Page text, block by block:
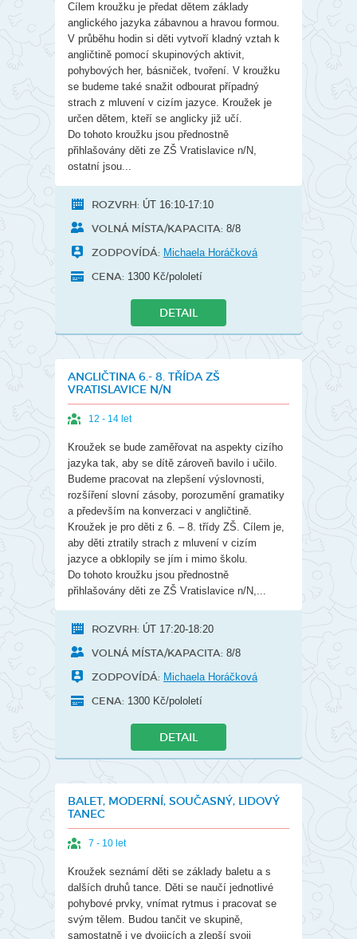
Cílem kroužku je předat dětem základy
anglického jazyka zábavnou a hravou formou.
V průběhu hodin si děti vytvoří kladný vztah k
angličtině pomocí skupinových aktivit,
pohybových her, básniček, tvoření. V kroužku
se budeme také snažit odbourat případný
strach z mluvení v cizím jazyce. Kroužek je
určen dětem, kteří se anglicky již učí.
Do tohoto kroužku jsou přednostně
přihlašovány děti ze ZŠ Vratislavice n/N,
ostatní jsou...
ROZVRH: ÚT 16:10-17:10
VOLNÁ MÍSTA/KAPACITA: 8/8
ZODPOVÍDÁ: Michaela Horáčková
CENA: 1300 Kč/pololetí
DETAIL
ANGLIČTINA 6.- 8. TŘÍDA ZŠ
VRATISLAVICE N/N
12 - 14 let
Kroužek se bude zaměřovat na aspekty cizího
jazyka tak, aby se dítě zároveň bavilo i učilo.
Budeme pracovat na zlepšení výslovnosti,
rozšíření slovní zásoby, porozumění gramatiky
a především na konverzaci v angličtině.
Kroužek je pro děti z 6. – 8. třídy ZŠ. Cílem je,
aby děti ztratily strach z mluvení v cizím
jazyce a obklopily se jím i mimo školu.
Do tohoto kroužku jsou přednostně
přihlašovány děti ze ZŠ Vratislavice n/N,...
ROZVRH: ÚT 17:20-18:20
VOLNÁ MÍSTA/KAPACITA: 8/8
ZODPOVÍDÁ: Michaela Horáčková
CENA: 1300 Kč/pololetí
DETAIL
BALET, MODERNÍ, SOUČASNÝ, LIDOVÝ
TANEC
7 - 10 let
Kroužek seznámí děti se základy baletu a s
dalších druhů tance. Děti se naučí jednotlivé
pohybové prvky, vnímat rytmus i pracovat se
svým tělem. Budou tančit ve skupině,
samostatně i ve dvojicích a zlepší svoji